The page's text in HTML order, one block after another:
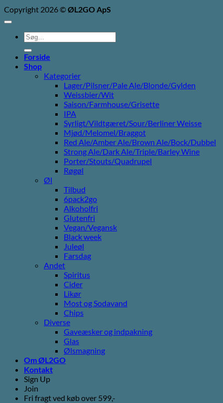
Copyright 2026 ©ØL2GO ApS
Søg
efter:
Forside
Shop
Kategorier
Lager/Pilsner/Pale Ale/Blonde/Gylden
Weissbier/Wit
Saison/Farmhouse/Grisette
IPA
Syrligt/Vildtgæret/Sour/Berliner Weisse
Mjød/Melomel/Braggot
Red Ale/Amber Ale/Brown Ale/Bock/Dubbel
Strong Ale/Dark Ale/Triple/Barley Wine
Porter/Stouts/Quadrupel
Røgøl
Øl
Tilbud
6pack2go
Alkoholfri
Glutenfri
Vegan/Vegansk
Black week
Juleøl
Farsdag
Andet
Spiritus
Cider
Likør
Most og Sodavand
Chips
Diverse
Gaveæsker og indpakning
Glas
Ølsmagning
Om ØL2GO
Kontakt
Sign Up
Join
Fri fragt ved køb over 599,-